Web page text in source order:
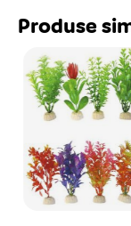
Produse